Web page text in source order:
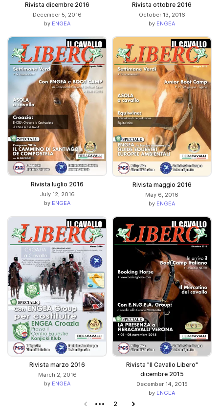
Rivista dicembre 2016
December 5, 2016
by ENGEA
Rivista ottobre 2016
October 13, 2016
by ENGEA
Rivista luglio 2016
July 12, 2016
by ENGEA
Rivista maggio 2016
May 6, 2016
by ENGEA
Rivista marzo 2016
March 2, 2016
by ENGEA
Rivista "Il Cavallo Libero"
dicembre 2015
December 14, 2015
by ENGEA
Previous page
2 Next page